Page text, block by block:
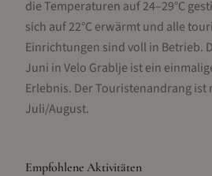
die Temperaturen auf 24–29°C
sich auf 22°C erwärmt und alle
Einrichtungen sind voll in Betrieb.
Juni in Velo Grablje ist ein
Erlebnis. Der Touristenandrang ist
Juli/August.
Empfohlene Aktivitäten